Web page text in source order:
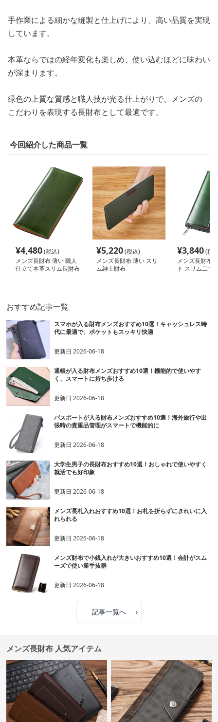
手作業による細かな縫製と仕上げにより、高い品質を実現
しています。
本革ならではの経年変化も楽しめ、使い込むほどに味わい
が深まります。
緑色の上質な質感と職人技が光る仕上がりで、メンズの
こだわりを表現する長財布として最適です。
今回紹介した商品一覧
¥4,480(税込)
メンズ長財布 薄い 職人
仕立て本革スリム長財布
¥5,220(税込)
メンズ長財布 薄い スリ
ム紳士財布
¥3,840(税
メンズ長財布
ト スリム二つ
おすすめ記事一覧
スマホが入る財布メンズおすすめ10選！キャッシュレス時
代に最適で、ポケットもスッキリ快適
更新日2026-06-18
通帳が入る財布メンズおすすめ10選！機能的で使いやす
く、スマートに持ち歩ける
更新日2026-06-18
パスポートが入る財布メンズおすすめ10選！海外旅行や出
張時の貴重品管理がスマートで機能的に
更新日2026-06-18
大学生男子の長財布おすすめ10選！おしゃれで使いやすく
就活でも好印象
更新日2026-06-18
メンズ長札入れおすすめ10選！お札を折らずにきれいに入
れられる
更新日2026-06-18
メンズ財布で小銭入れが大きいおすすめ10選！会計がスム
ーズで使い勝手抜群
更新日2026-06-18
記事一覧へ ›
メンズ長財布 人気アイテム